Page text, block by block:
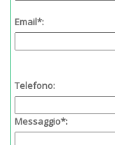
Email*:
Telefono:
Messaggio*: